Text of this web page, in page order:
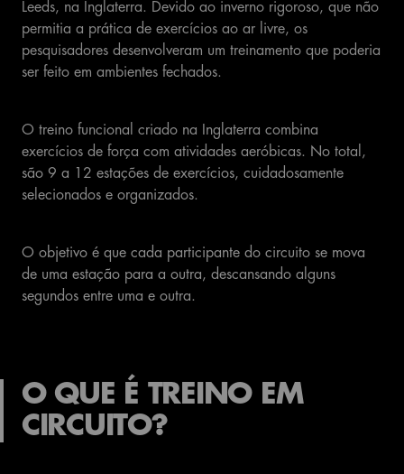
Leeds, na Inglaterra. Devido ao inverno rigoroso, que não
permitia a prática de exercícios ao ar livre, os
pesquisadores desenvolveram um treinamento que poderia
ser feito em ambientes fechados.
O treino funcional criado na Inglaterra combina
exercícios de força com atividades aeróbicas. No total,
são 9 a 12 estações de exercícios, cuidadosamente
selecionados e organizados.
O objetivo é que cada participante do circuito se mova
de uma estação para a outra, descansando alguns
segundos entre uma e outra.
O QUE É TREINO EM
CIRCUITO?